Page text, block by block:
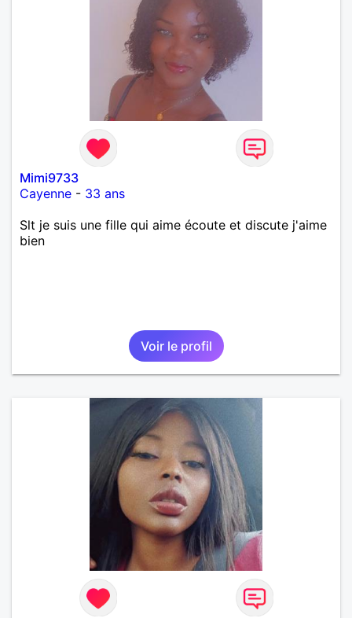
Mimi9733
Cayenne - 33 ans
Slt je suis une fille qui aime écoute et discute j'aime
bien
Voir le profil